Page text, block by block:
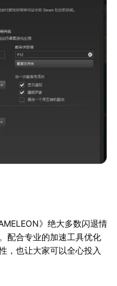
》绝大多数闪退情
配合专业的加速工具优化
，也让大家可以全心投入